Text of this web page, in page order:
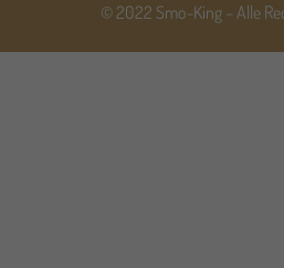
© 2022 Smo-King – Alle